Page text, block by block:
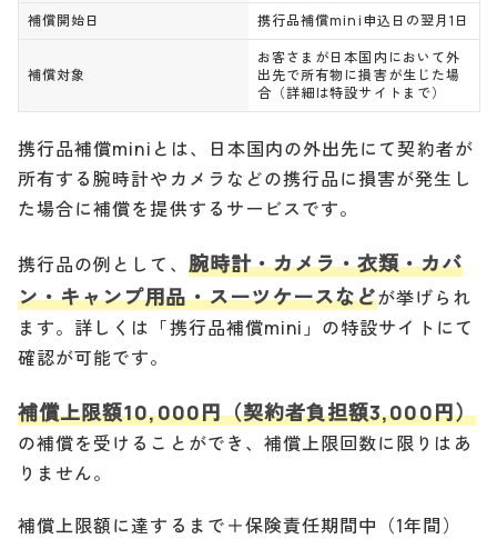
補償開始日
携行品補償mini申込日の翌月1日
補償対象
お客さまが日本国内において外
出先で所有物に損害が生じた場
合（詳細は特設サイトまで）
携行品補償miniとは、日本国内の外出先にて契約者が
所有する腕時計やカメラなどの携行品に損害が発生し
た場合に補償を提供するサービスです。
携行品の例として、 腕時計・カメラ・衣類・カバ
ン・キャンプ用品・スーツケースなどが挙げられ
ます。詳しくは「携行品補償mini」の特設サイトにて
確認が可能です。
補償上限額10,000円（契約者負担額3,000円）
の補償を受けることができ、補償上限回数に限りはあ
りません。
補償上限額に達するまで＋保険責任期間中（1年間）